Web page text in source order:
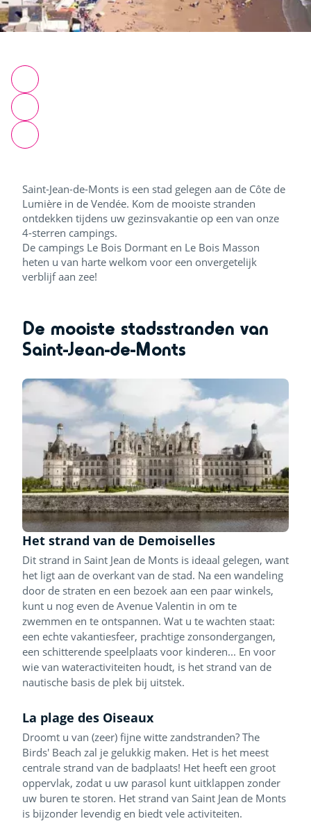
Saint-Jean-de-Monts is een stad gelegen aan de Côte de
Lumière in de Vendée. Kom de mooiste stranden
ontdekken tijdens uw gezinsvakantie op een van onze
4-sterren campings.
De campings Le Bois Dormant en Le Bois Masson
heten u van harte welkom voor een onvergetelijk
verblijf aan zee!
De mooiste stadsstranden van
Saint-Jean-de-Monts
Het strand van de Demoiselles
Dit strand in Saint Jean de Monts is ideaal gelegen, want
het ligt aan de overkant van de stad. Na een wandeling
door de straten en een bezoek aan een paar winkels,
kunt u nog even de Avenue Valentin in om te
zwemmen en te ontspannen. Wat u te wachten staat:
een echte vakantiesfeer, prachtige zonsondergangen,
een schitterende speelplaats voor kinderen... En voor
wie van wateractiviteiten houdt, is het strand van de
nautische basis de plek bij uitstek.
La plage des Oiseaux
Droomt u van (zeer) fijne witte zandstranden? The
Birds' Beach zal je gelukkig maken. Het is het meest
centrale strand van de badplaats! Het heeft een groot
oppervlak, zodat u uw parasol kunt uitklappen zonder
uw buren te storen. Het strand van Saint Jean de Monts
is bijzonder levendig en biedt vele activiteiten.